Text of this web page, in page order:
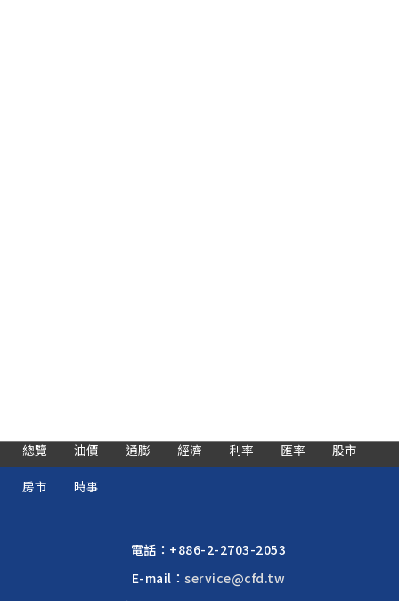
總覽 油價 通膨 經濟 利率 匯率 股市
房市 時事
電話： +886-2-2703-2053
E-mail：service@cfd.tw